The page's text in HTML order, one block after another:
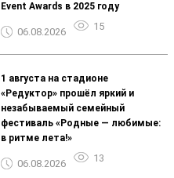
Event Awards в 2025 году
06.08.2026 15
1 августа на стадионе
«Редуктор» прошёл яркий и
незабываемый семейный
фестиваль «Родные — любимые:
в ритме лета!»
06.08.2026 13